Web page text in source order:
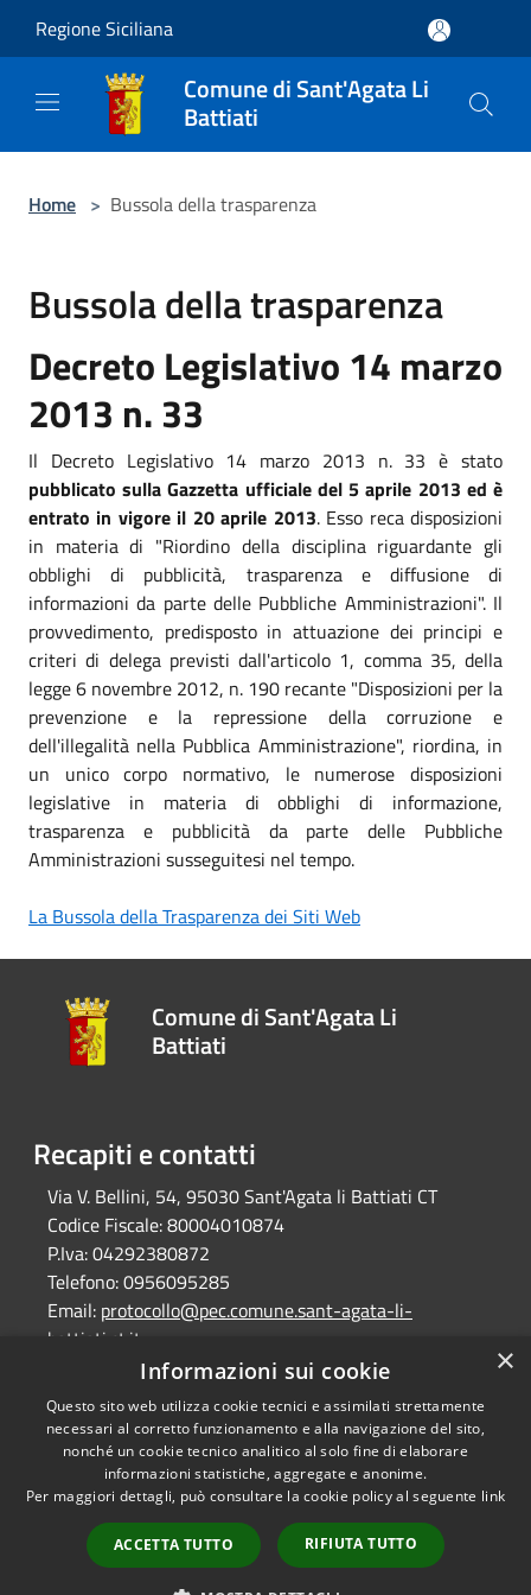
Regione Siciliana
Comune di Sant'Agata Li
Battiati
Home > Bussola della trasparenza
Bussola della trasparenza
Decreto Legislativo 14 marzo
2013 n. 33
Il Decreto Legislativo 14 marzo 2013 n. 33 è stato
pubblicato sulla Gazzetta ufficiale del 5 aprile 2013 ed è
entrato in vigore il 20 aprile 2013. Esso reca disposizioni
in materia di "Riordino della disciplina riguardante gli
obblighi di pubblicità, trasparenza e diffusione di
informazioni da parte delle Pubbliche Amministrazioni". Il
provvedimento, predisposto in attuazione dei principi e
criteri di delega previsti dall'articolo 1, comma 35, della
legge 6 novembre 2012, n. 190 recante "Disposizioni per la
prevenzione e la repressione della corruzione e
dell'illegalità nella Pubblica Amministrazione", riordina, in
un unico corpo normativo, le numerose disposizioni
legislative in materia di obblighi di informazione,
trasparenza e pubblicità da parte delle Pubbliche
Amministrazioni susseguitesi nel tempo.
La Bussola della Trasparenza dei Siti Web
Comune di Sant'Agata Li
Battiati
Recapiti e contatti
Via V. Bellini, 54, 95030 Sant'Agata li Battiati CT
Codice Fiscale:80004010874
P.Iva:04292380872
Telefono:0956095285
Email: protocollo@pec.comune.sant-agata-li-
battiati.ct.it
protocollo@pec.comune.sant-agata-li-
battiati.ct.it
Accessibilità
Copyright © 2026 • Comune di
Sant'Agata Li Battiati •
Powered byMunicipium
Accesso redazione
×
Informazioni sui cookie
Questo sito web utilizza cookie tecnici e assimilati strettamente
necessari al corretto funzionamento e alla navigazione del sito,
nonché un cookie tecnico analitico al solo fine di elaborare
informazioni statistiche, aggregate e anonime.
Per maggiori dettagli, può consultare la cookie policy al seguente link
ACCETTA TUTTO RIFIUTA TUTTO